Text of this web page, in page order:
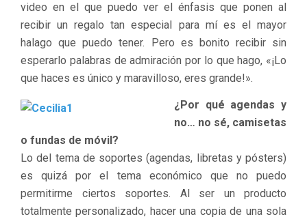
video en el que puedo ver el énfasis que ponen al
recibir un regalo tan especial para mí es el mayor
halago que puedo tener. Pero es bonito recibir sin
esperarlo palabras de admiración por lo que hago, «¡Lo
que haces es único y maravilloso, eres grande!».
¿Por qué agendas y
no… no sé, camisetas
o fundas de móvil?
Lo del tema de soportes (agendas, libretas y pósters)
es quizá por el tema económico que no puedo
permitirme ciertos soportes. Al ser un producto
totalmente personalizado, hacer una copia de una sola